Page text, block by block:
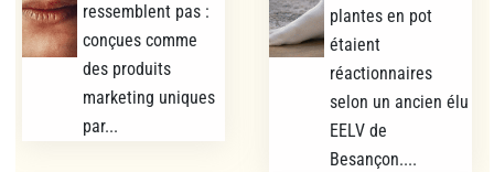
ressemblent pas :
conçues comme
des produits
marketing uniques
par...
plantes en pot
étaient
réactionnaires
selon un ancien élu
EELV de
Besançon....